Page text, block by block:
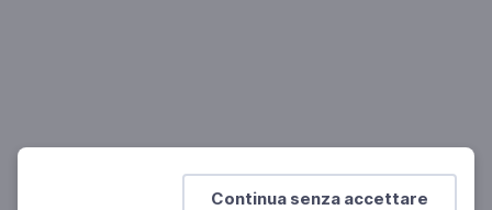
Continua senza accettare
Anna Caterina Antonacci e Maxime Pascal
con l'Orchestra Rai